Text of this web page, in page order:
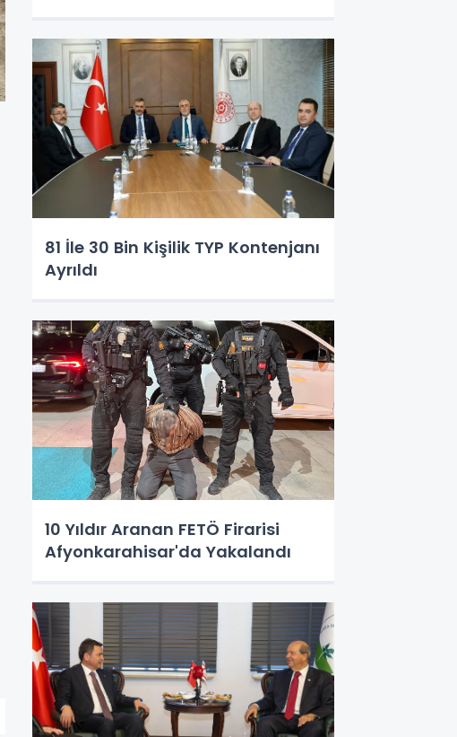
81 İle 30 Bin Kişilik TYP Kontenjanı
Ayrıldı
10 Yıldır Aranan FETÖ Firarisi
Afyonkarahisar'da Yakalandı